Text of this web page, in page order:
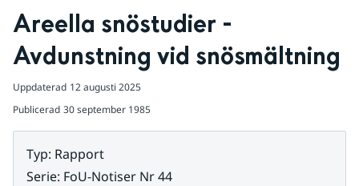
Areella snöstudier -
Avdunstning vid snösmältning
Uppdaterad 12 augusti 2025
Publicerad 30 september 1985
Typ: Rapport
Serie: FoU-Notiser Nr 44